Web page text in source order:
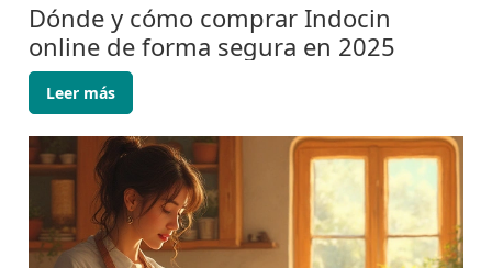
Dónde y cómo comprar Indocin
online de forma segura en 2025
Leer más